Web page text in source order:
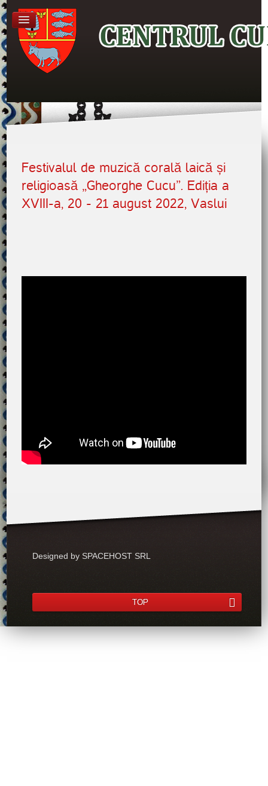
Festivalul de muzică corală laică și
religioasă „Gheorghe Cucu”. Ediția a
XVIII-a, 20 - 21 august 2022, Vaslui
Designed by SPACEHOST SRL
TOP